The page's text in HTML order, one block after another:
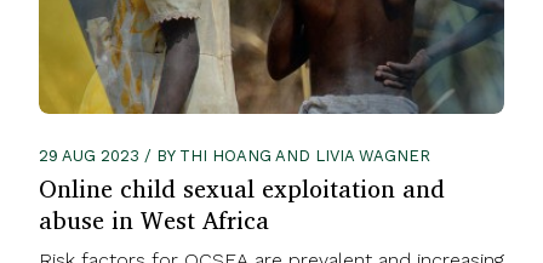
29 AUG 2023 / BY THI HOANG AND LIVIA WAGNER
Online child sexual exploitation and
abuse in West Africa